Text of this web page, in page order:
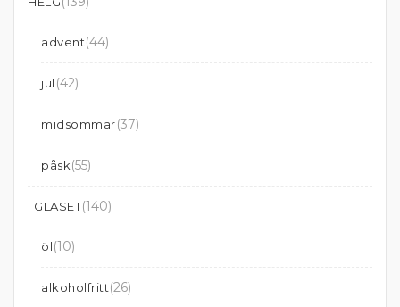
advent(44)
jul (42)
midsommar(37)
påsk(55)
I GLASET(140)
öl(10)
alkoholfritt(26)